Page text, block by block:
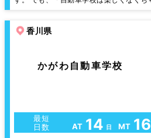
なで遊べる施設の数々…。皆さんのワク
しみません。 【学科の授業がオンデマ
香川県
かがわ自動車学校
最短
日数
AT 14 日 MT 16